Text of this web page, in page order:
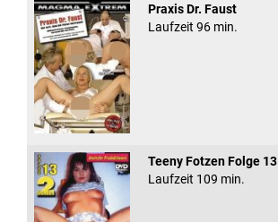
Praxis Dr. Faust
Laufzeit 96 min.
Teeny Fotzen Folge 13
Laufzeit 109 min.